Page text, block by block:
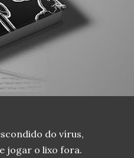
do vírus,
jogar o lixo fora.